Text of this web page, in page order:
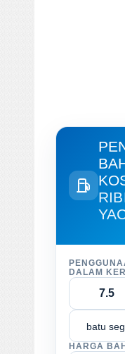
DALAM
batu
HARGA